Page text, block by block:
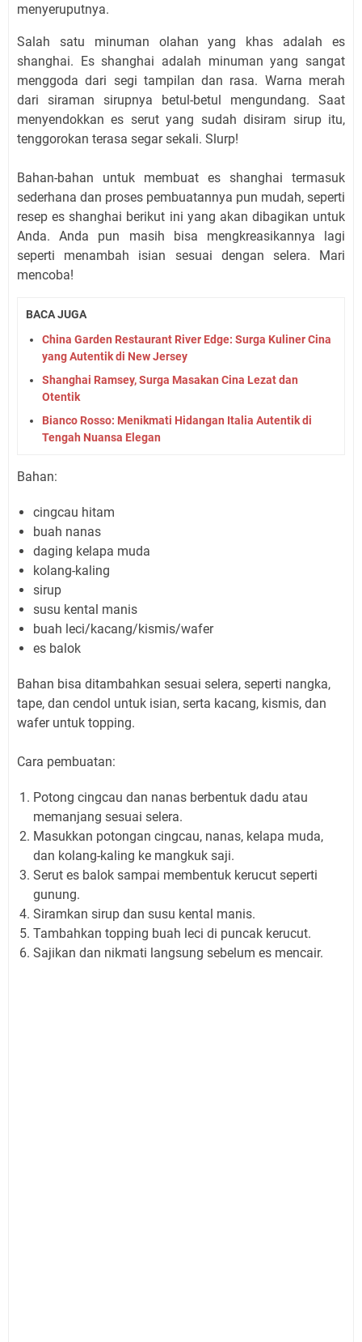
menyeruputnya.
Salah satu minuman olahan yang khas adalah es
shanghai. Es shanghai adalah minuman yang sangat
menggoda dari segi tampilan dan rasa. Warna merah
dari siraman sirupnya betul-betul mengundang. Saat
menyendokkan es serut yang sudah disiram sirup itu,
tenggorokan terasa segar sekali. Slurp!
Bahan-bahan untuk membuat es shanghai termasuk
sederhana dan proses pembuatannya pun mudah, seperti
resep es shanghai berikut ini yang akan dibagikan untuk
Anda. Anda pun masih bisa mengkreasikannya lagi
seperti menambah isian sesuai dengan selera. Mari
mencoba!
BACA JUGA
China Garden Restaurant River Edge: Surga Kuliner Cina
yang Autentik di New Jersey
Shanghai Ramsey, Surga Masakan Cina Lezat dan
Otentik
Bianco Rosso: Menikmati Hidangan Italia Autentik di
Tengah Nuansa Elegan
Bahan:
cingcau hitam
buah nanas
daging kelapa muda
kolang-kaling
sirup
susu kental manis
buah leci/kacang/kismis/wafer
es balok
Bahan bisa ditambahkan sesuai selera, seperti nangka,
tape, dan cendol untuk isian, serta kacang, kismis, dan
wafer untuk topping.
Cara pembuatan:
Potong cingcau dan nanas berbentuk dadu atau
memanjang sesuai selera.
Masukkan potongan cingcau, nanas, kelapa muda,
dan kolang-kaling ke mangkuk saji.
Serut es balok sampai membentuk kerucut seperti
gunung.
Siramkan sirup dan susu kental manis.
Tambahkan topping buah leci di puncak kerucut.
Sajikan dan nikmati langsung sebelum es mencair.